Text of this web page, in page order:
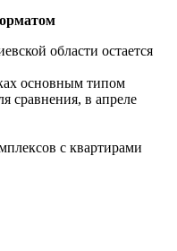
области остается
основным типом
сравнения, в апреле
с квартирами